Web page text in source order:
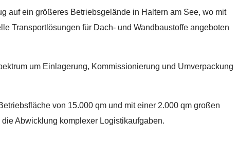
auf ein größeres Betriebsgelände in Haltern am See, wo mit
Transportlösungen für Dach- und Wandbaustoffe angeboten
um Einlagerung, Kommissionierung und Umverpackung
von 15.000 qm und mit einer 2.000 qm großen
Abwicklung komplexer Logistikaufgaben.